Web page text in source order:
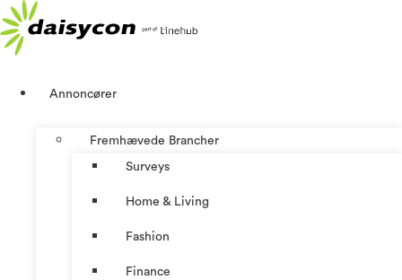
Videre
til
indhold
Annoncører
Fremhævede Brancher
Surveys
Home & Living
Fashion
Finance